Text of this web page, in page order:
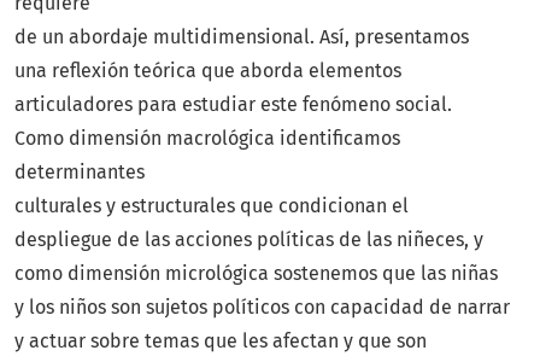
de un abordaje multidimensional. Así, presentamos
una reflexión teórica que aborda elementos
articuladores para estudiar este fenómeno social.
Como dimensión macrológica identificamos
determinantes
culturales y estructurales que condicionan el
despliegue de las acciones políticas de las niñeces, y
como dimensión micrológica sostenemos que las niñas
y los niños son sujetos políticos con capacidad de narrar
y actuar sobre temas que les afectan y que son